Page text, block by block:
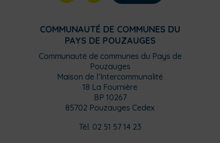
COMMUNAUTÉ DE COMMUNES DU
PAYS DE POUZAUGES
Communauté de communes du Pays de
Pouzauges
Maison de l’Intercommunalité
18 La Fournière
BP 10267
85702 Pouzauges Cedex
Tél. 02 51 57 14 23